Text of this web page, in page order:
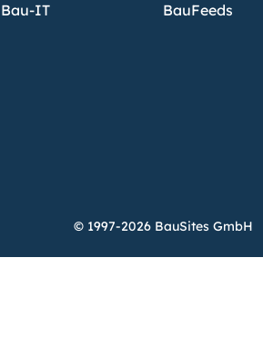
Bau-IT
BauFeeds
© 1997-2026 BauSites GmbH